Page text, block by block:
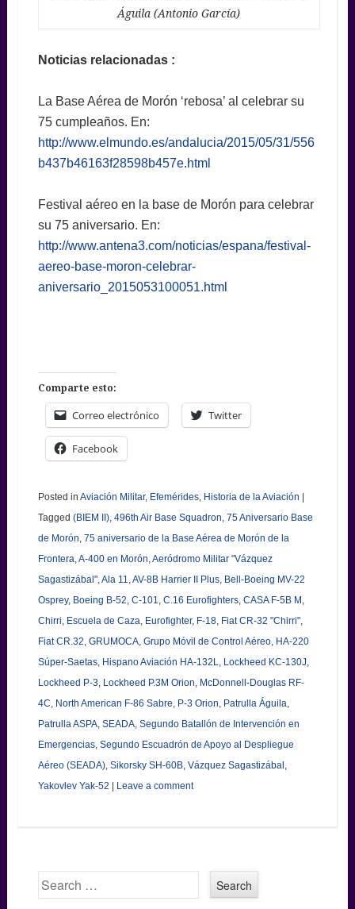
Águila (Antonio García)
Noticias relacionadas :
La Base Aérea de Morón ‘rebosa’ al celebrar su
75 cumpleaños. En:
http://www.elmundo.es/andalucia/2015/05/31/556
b437b46163f28598b457e.html
Festival aéreo en la base de Morón para celebrar
su 75 aniversario. En:
http://www.antena3.com/noticias/espana/festival-
aereo-base-moron-celebrar-
aniversario_2015053100051.html
Comparte esto:
Correo electrónico Twitter
Facebook
Posted in Aviación Militar, Efemérides, Historia de la Aviación |
Tagged (BIEM II), 496th Air Base Squadron 75 Aniversario Base
de Morón 75 aniversario de la Base Aérea de Morón de la
Frontera A-400 en Morón Aeródromo Militar "Vázquez
Sagastizábal", Ala 11 AV-8B Harrier II Plus, Bell-Boeing MV-22
Osprey, Boeing B-52 C-101 C.16 Eurofighters, CASA F-5B M
Chirri Escuela de Caza Eurofighter, F-18, Fiat CR-32 "Chirri",
Fiat CR.32 GRUMOCA, Grupo Móvil de Control Aéreo, HA-220
Súper-Saetas, Hispano Aviación HA-132L Lockheed KC-130J,
Lockheed P-3 Lockheed P.3M Orion McDonnell-Douglas RF-
4C North American F-86 Sabre P-3 Orion Patrulla Águila
Patrulla ASPA, SEADA, Segundo Batallón de Intervención en
Emergencias, Segundo Escuadrón de Apoyo al Despliegue
Aéreo (SEADA), Sikorsky SH-60B, Vázquez Sagastizábal
Yakovlev Yak-52 | Leave a comment
Search